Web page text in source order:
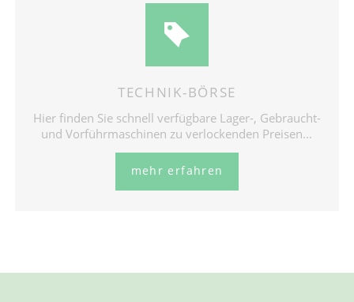
TECHNIK-BÖRSE
Hier finden Sie schnell verfügbare Lager-, Gebraucht-
und Vorführmaschinen zu verlockenden Preisen...
mehr erfahren